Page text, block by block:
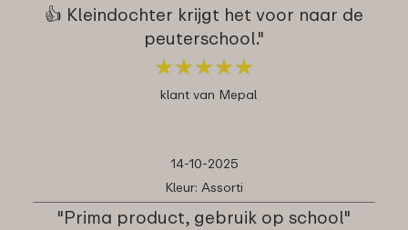
👍 Kleindochter krijgt het voor naar de
peuterschool."
★★★★★
★★★★★
klant van Mepal
14-10-2025
Kleur: Assorti
"Prima product, gebruik op school"